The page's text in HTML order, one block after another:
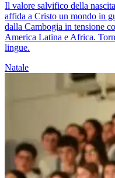
Il valore salvifico della
affida a Cristo un mondo in
dalla Cambogia in tensione
America Latina e Africa.
lingue.
Natale